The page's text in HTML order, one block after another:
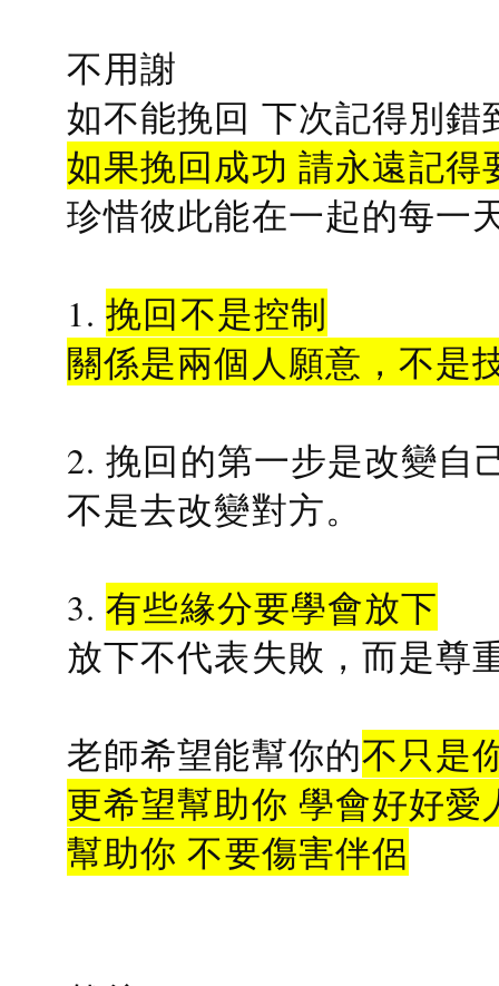
不用謝
如不能挽回 下次記得別錯
如果挽回成功 請永遠記得
珍惜彼此能在一起的每一
1.挽回不是控制
關係是兩個人願意，不是
2. 挽回的第一步是改變自
不是去改變對方。
3.有些緣分要學會放下
放下不代表失敗，而是尊
老師希望能幫你的不只是
更希望幫助你 學會好好愛
幫助你 不要傷害伴侶